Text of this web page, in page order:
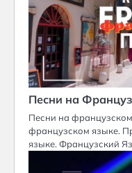
Песни на
Песни на
французском языке.
языке. Французский